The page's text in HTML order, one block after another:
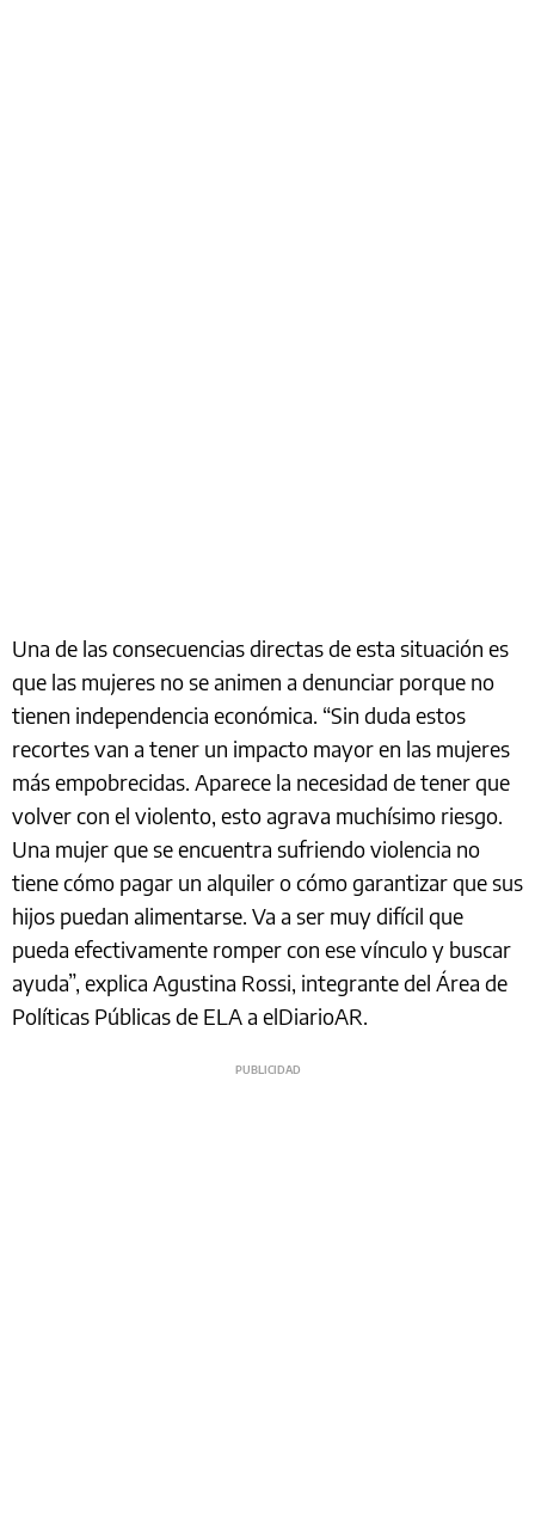
Una de las consecuencias directas de esta situación es
que las mujeres no se animen a denunciar porque no
tienen independencia económica. “Sin duda estos
recortes van a tener un impacto mayor en las mujeres
más empobrecidas. Aparece la necesidad de tener que
volver con el violento, esto agrava muchísimo riesgo.
Una mujer que se encuentra sufriendo violencia no
tiene cómo pagar un alquiler o cómo garantizar que sus
hijos puedan alimentarse. Va a ser muy difícil que
pueda efectivamente romper con ese vínculo y buscar
ayuda”, explica Agustina Rossi, integrante del Área de
Políticas Públicas de ELA a elDiarioAR.